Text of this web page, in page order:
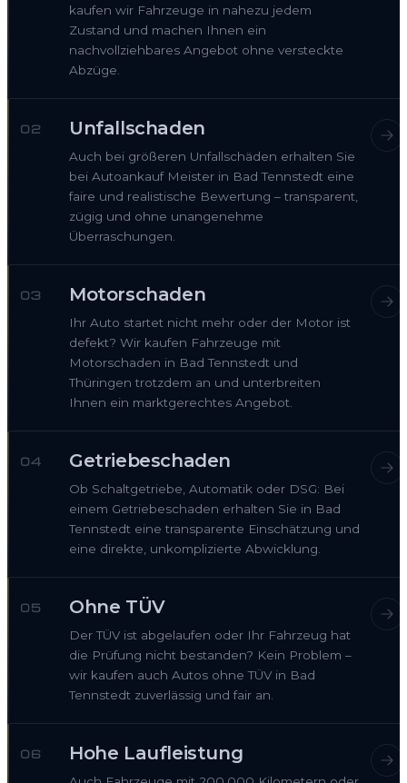
kaufen wir Fahrzeuge in nahezu jedem
Zustand und machen Ihnen ein
nachvollziehbares Angebot ohne versteckte
Abzüge.
02 Unfallschaden
Auch bei größeren Unfallschäden erhalten Sie
bei Autoankauf Meister in Bad Tennstedt eine
faire und realistische Bewertung – transparent,
zügig und ohne unangenehme
Überraschungen.
03 Motorschaden
Ihr Auto startet nicht mehr oder der Motor ist
defekt? Wir kaufen Fahrzeuge mit
Motorschaden in Bad Tennstedt und
Thüringen trotzdem an und unterbreiten
Ihnen ein marktgerechtes Angebot.
04 Getriebeschaden
Ob Schaltgetriebe, Automatik oder DSG: Bei
einem Getriebeschaden erhalten Sie in Bad
Tennstedt eine transparente Einschätzung und
eine direkte, unkomplizierte Abwicklung.
05 Ohne TÜV
Der TÜV ist abgelaufen oder Ihr Fahrzeug hat
die Prüfung nicht bestanden? Kein Problem –
wir kaufen auch Autos ohne TÜV in Bad
Tennstedt zuverlässig und fair an.
06 Hohe Laufleistung